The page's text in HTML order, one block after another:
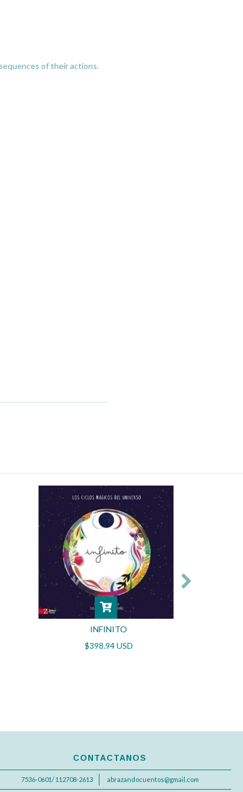
of their actions.
INFINITO
$398.94 USD
CONTACTANOS
7536-0601/ 112708-2613 abrazandocuentos@gmail.com